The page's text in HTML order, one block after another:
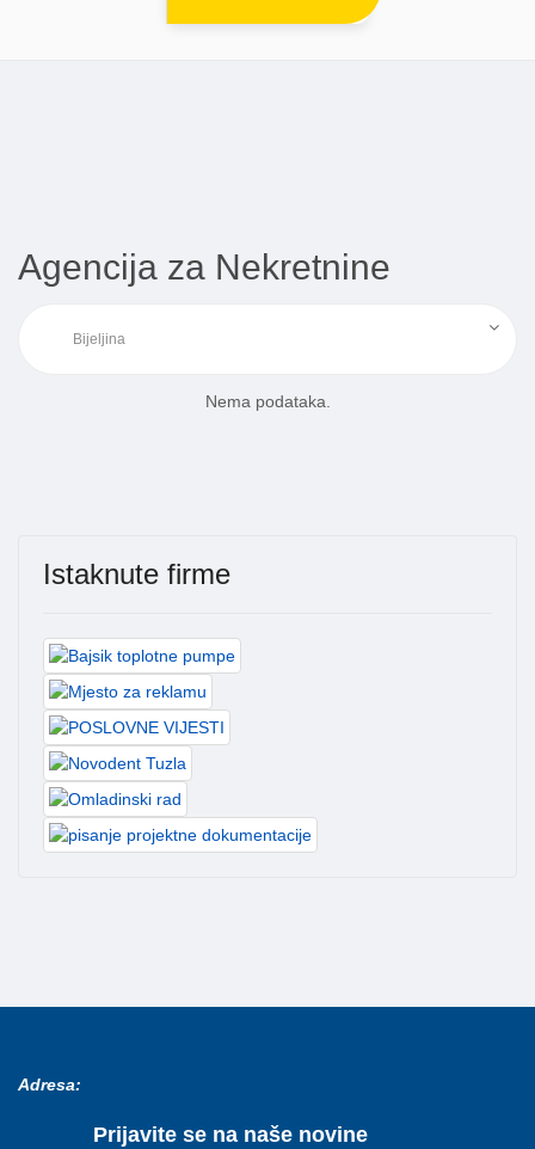
Agencija za Nekretnine
Nema podataka.
Istaknute firme
Adresa:
Prijavite se na naše novine